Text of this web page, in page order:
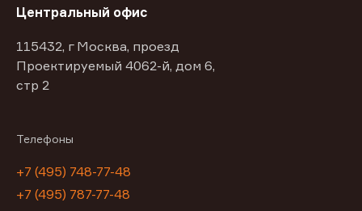
Центральный офис
115432, г Москва, проезд
Проектируемый 4062-й, дом 6,
стр 2
Телефоны
+7 (495) 748-77-48
+7 (495) 787-77-48